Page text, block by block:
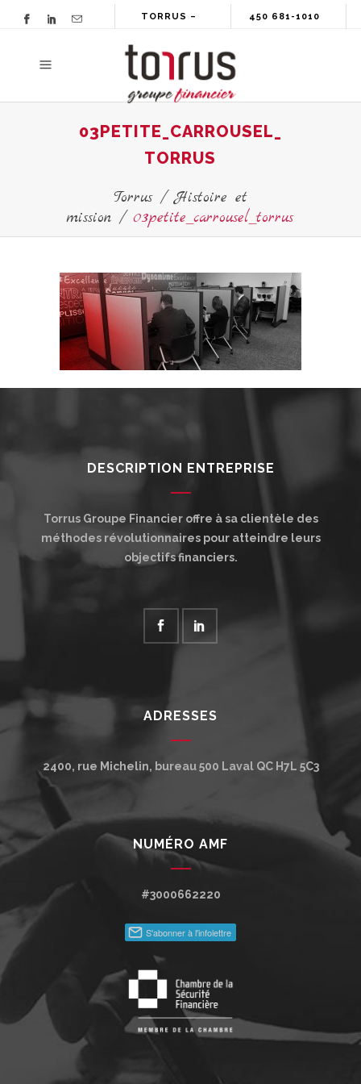
TORRUS – 450 681-1010
03PETITE_CARROUSEL_
TORRUS
Torrus/Histoire et
mission /03petite_carrousel_torrus
DESCRIPTION ENTREPRISE
Torrus Groupe Financier offre à sa clientèle des
méthodes révolutionnaires pour atteindre leurs
objectifs financiers.
ADRESSES
2400, rue Michelin, bureau 500 Laval QC H7L 5C3
NUMÉRO AMF
#3000662220